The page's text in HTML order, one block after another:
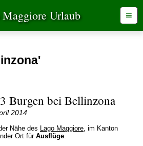
Urlaub ≡
Burgen bei Bellinzona
2014
Nähe des Lago Maggiore, im Kanton
Ort für Ausflüge.